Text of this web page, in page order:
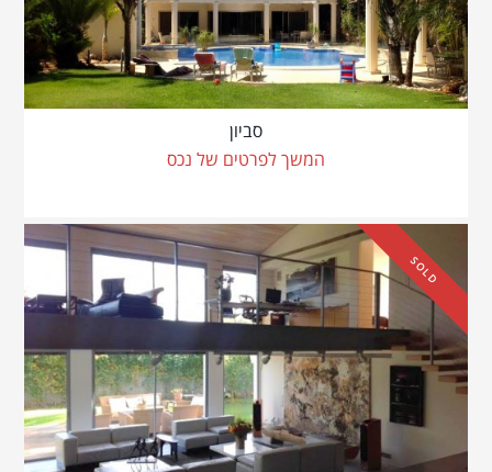
סביון
המשך לפרטים של נכס
SOLD